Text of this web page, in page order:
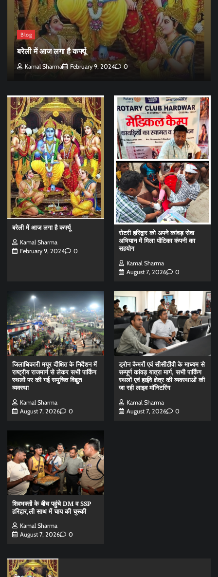
Blog
बरेली में आज लगा है कर्फ्यू
Kamal Sharma February 9, 2024 0
बरेली में आज लगा है कर्फ्यू
Kamal Sharma
February 9, 2024
0
रोटरी हरिद्वार को अपने कांवड़ सेवा
अभियान में मिला पोंटिका कंपनी का
सहयोग
Kamal Sharma
August 7, 2026
0
जिलाधिकारी मयूर दीक्षित के निर्देशन में
राष्ट्रीय राजमार्ग से लेकर सभी पार्किंग
स्थलों पर की गई समुचित विद्युत
व्यवस्था
Kamal Sharma
August 7, 2026
0
ड्रोन कैमरों एवं सीसीटीवी के माध्यम से
सम्पूर्ण कांवड़ यात्रा मार्ग, सभी पार्किंग
स्थलों एवं हाईवे क्षेत्र की व्यवस्थाओं की
जा रही लाइव मॉनिटरिंग
Kamal Sharma
August 7, 2026
0
शिवभक्तों के बीच पहुंचे DM व SSP
हरिद्वार,ली साथ में चाय की चुस्की
Kamal Sharma
August 7, 2026
0